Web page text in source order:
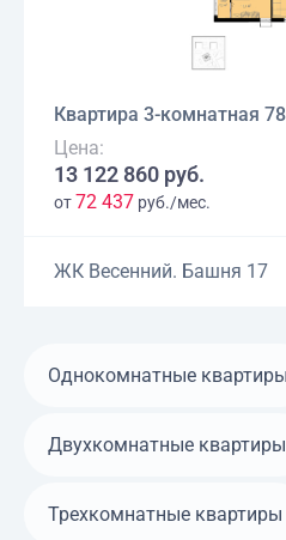
Квартира 3-комнатная
Цена:
13 122 860 руб.
от72 437 руб./мес.
ЖК Весенний. Башня 17
Однокомнатные квартиры
Двухкомнатные квартиры
Трехкомнатные квартиры